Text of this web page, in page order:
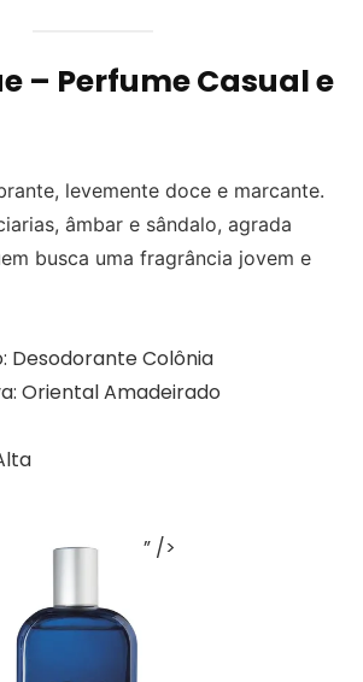
– Perfume Casual e
levemente doce e marcante.
âmbar e sândalo, agrada
busca uma fragrância jovem e
Desodorante Colônia
Oriental Amadeirado
” />